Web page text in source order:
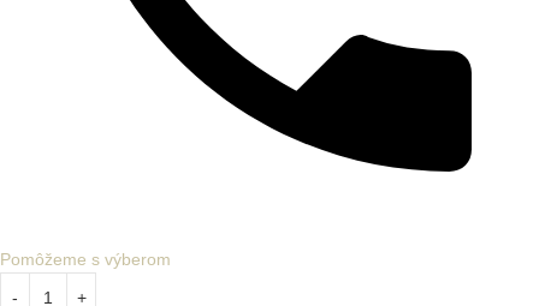
Pomôžeme s výberom